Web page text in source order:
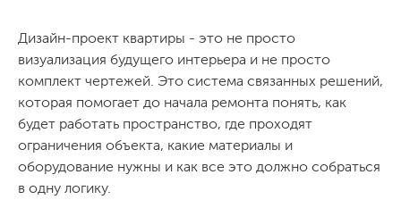
Дизайн-проект квартиры - это не просто
визуализация будущего интерьера и не просто
комплект чертежей. Это система связанных решений,
которая помогает до начала ремонта понять, как
будет работать пространство, где проходят
ограничения объекта, какие материалы и
оборудование нужны и как все это должно собраться
в одну логику.